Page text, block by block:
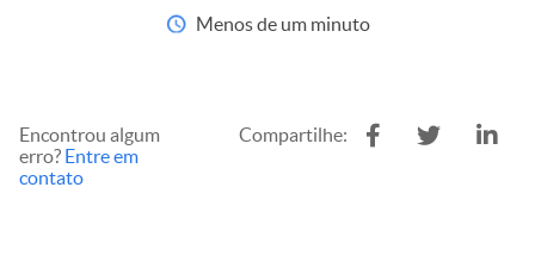
Menos de um minuto
Encontrou algum
erro? Entre em
contato
Compartilhe: